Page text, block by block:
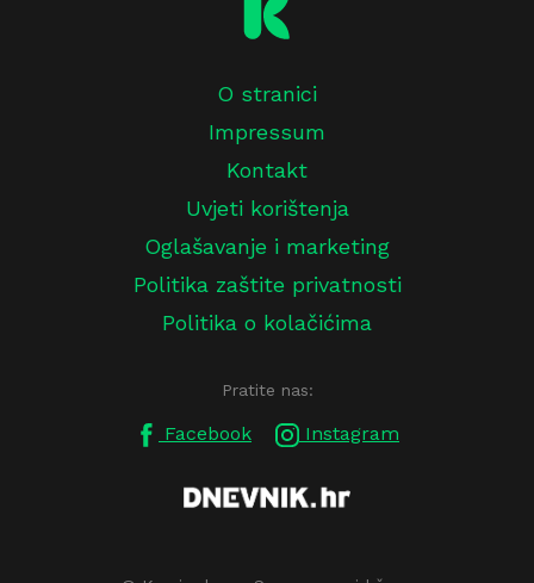
O stranici
Impressum
Kontakt
Uvjeti korištenja
Oglašavanje i marketing
Politika zaštite privatnosti
Politika o kolačićima
Pratite nas:
Facebook Instagram